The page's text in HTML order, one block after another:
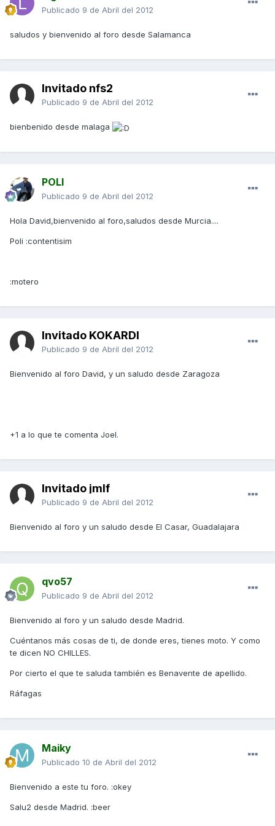
Publicado 9 de Abril del 2012
saludos y bienvenido al foro desde Salamanca
Invitado nfs2
Publicado 9 de Abril del 2012
bienbenido desde malaga
POLI
Publicado 9 de Abril del 2012
Hola David,bienvenido al foro,saludos desde Murcia....
Poli :contentisim
:motero
Invitado KOKARDI
Publicado 9 de Abril del 2012
Bienvenido al foro David, y un saludo desde Zaragoza
+1 a lo que te comenta Joel.
Invitado jmlf
Publicado 9 de Abril del 2012
Bienvenido al foro y un saludo desde El Casar, Guadalajara
qvo57
Publicado 9 de Abril del 2012
Bienvenido al foro y un saludo desde Madrid.
Cuéntanos más cosas de ti, de donde eres, tienes moto. Y como
te dicen NO CHILLES.
Por cierto el que te saluda también es Benavente de apellido.
Ráfagas
Maiky
Publicado 10 de Abril del 2012
Bienvenido a este tu foro. :okey
Salu2 desde Madrid. :beer